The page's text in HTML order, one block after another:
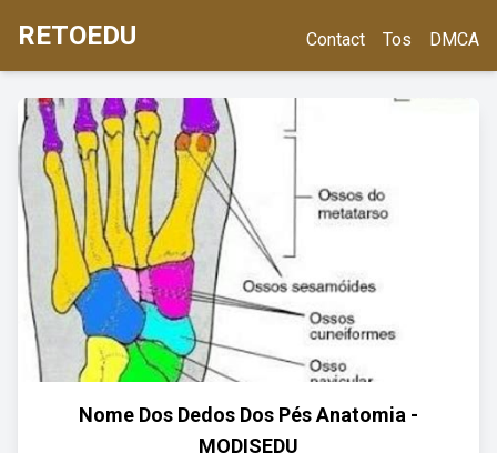
RETOEDU Contact Tos DMCA
Nome Dos Dedos Dos Pés Anatomia -
MODISEDU